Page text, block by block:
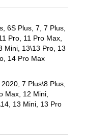
6S Plus, 7, 7 Plus,
Pro, 11 Pro Max,
Mini, 13\13 Pro, 13
, 14 Pro Max
2020, 7 Plus\8 Plus,
Max, 12 Mini,
, 13 Mini, 13 Pro